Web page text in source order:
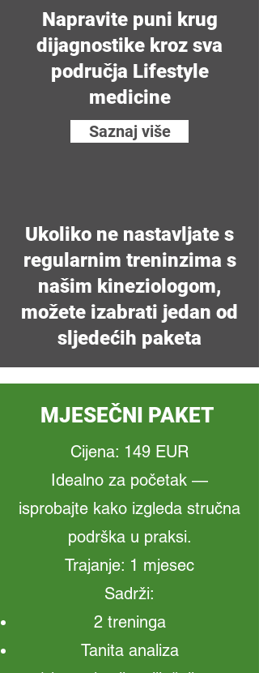
Napravite puni krug
dijagnostike kroz sva
područja Lifestyle
medicine
Saznaj više
Ukoliko ne nastavljate s
regularnim treninzima s
našim kineziologom,
možete izabrati jedan od
sljedećih paketa
MJESEČNI PAKET
Cijena: 149 EUR
Idealno za početak —
isprobajte kako izgleda stručna
podrška u praksi.
Trajanje: 1 mjesec
Sadrži:
2 treninga
Tanita analiza